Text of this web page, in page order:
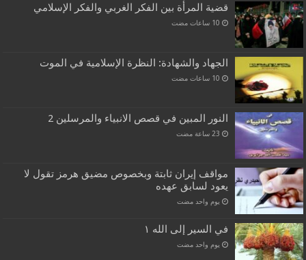
قضية المرأة بين الفكر الغربي والفكر الإسلامي
الجهاد والشهادة: النظرة الإسلامية في الموت
النور المبين في قصص الانبياء والمرسلين 2
مواقف إيران ثابتة وبخصوص مضيق هرمز تقول لا
يعود لسابق عهده
‏يوم واحد مضت
في السير إلى الله ١
‏يوم واحد مضت